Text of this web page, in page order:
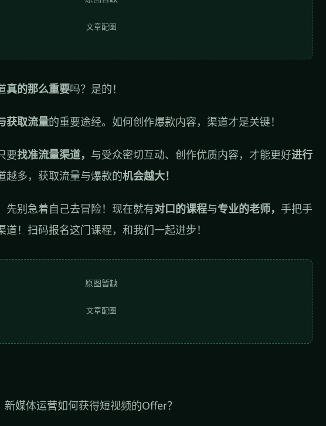
文章配图
真的那么重要吗？是的！
获取流量的重要途经。如何创作爆款内容，渠道才是关键！
要找准流量渠道， 与受众密切互动、创作优质内容，才能更好进行
越多，获取流量与爆款的机会越大！
先别急着自己去冒险！现在就有对口的课程与专业的老师， 手把手
！扫码报名这门课程，和我们一起进步！
原图暂缺
文章配图
媒体运营如何获得短视频的Offer？